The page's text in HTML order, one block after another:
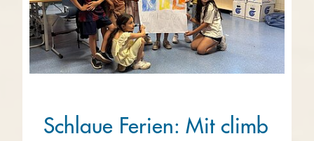
Schlaue Ferien: Mit climb